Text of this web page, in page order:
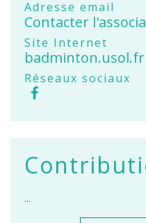
Adresse email
Contacter
Site Internet
badminton.usol.fr
Réseaux sociaux
...